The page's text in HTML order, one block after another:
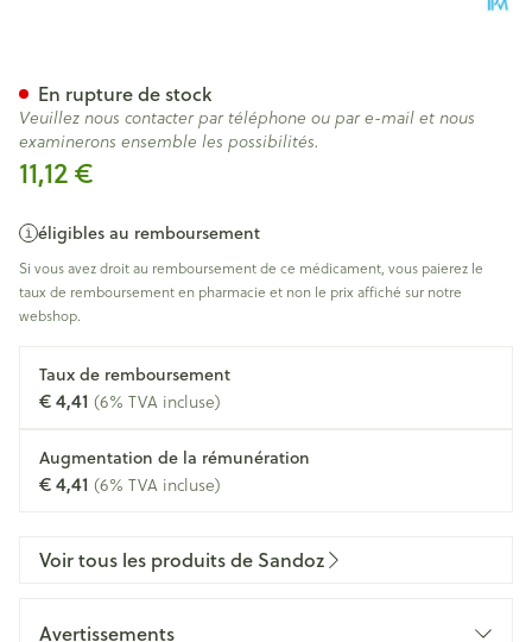
11,12 €
éligibles au remboursement
Si vous avez droit au remboursement de ce médicament, vous paierez le
taux de remboursement en pharmacie et non le prix affiché sur notre
webshop.
Taux de remboursement
€ 4,41 (6% TVA incluse)
Augmentation de la rémunération
€ 4,41 (6% TVA incluse)
En rupture de stock
Veuillez nous contacter par téléphone ou par e-mail et nous
examinerons ensemble les possibilités.
Voir tous les produits de Sandoz
Avertissements